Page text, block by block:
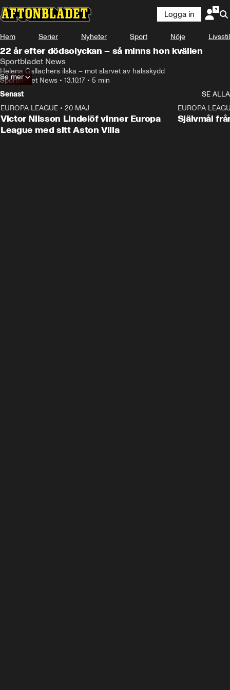
Logga in
Hem Serier Nyheter Sport Nöje Livsstil
22 år efter dödsolyckan – så minns hon kvällen
Sportbladet News
Helena Gallachers ilska – mot slarvet av halsskydd
Sportbladet News • 13.10.17 • 5 min
Se mer
Senast
SE ALLA
EUROPA LEAGUE • 20 MAJ
Victor Nilsson Lindelöf vinner Europa
League med sitt Aston Villa
EUROPA
Självmål